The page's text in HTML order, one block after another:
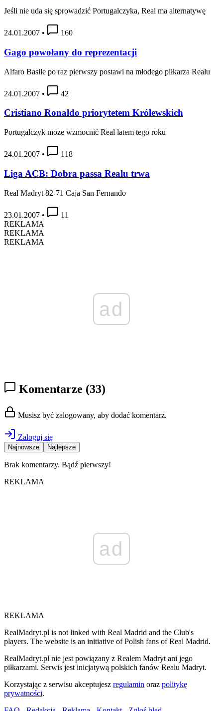
Jeśli nie uda się sprowadzić Portugalczyka, Real ma alternatywę
24.01.2007 • 160
Gago powołany do reprezentacji
Alfaro Basile po raz pierwszy postawi na młodego piłkarza Realu
24.01.2007 • 42
Cristiano Ronaldo priorytetem Królewskich
Portugalczyk może wzmocnić Real latem tego roku
24.01.2007 • 118
Liga ACB: Dobra passa Realu trwa
Real Madryt 82-71 Caja San Fernando
23.01.2007 •
11
REKLAMA
REKLAMA
REKLAMA
ad
Komentarze (33)
Musisz być zalogowany, aby dodać komentarz.
Zaloguj się
Najnowsze Najlepsze
Brak komentarzy. Bądź pierwszy!
REKLAMA
ad
REKLAMA
RealMadryt.pl is not linked with Real Madrid and the Club's
players. The website is an initiative of Polish fans of Real Madrid.
RealMadryt.pl nie jest powiązany z Realem Madryt ani jego
piłkarzami. Serwis jest inicjatywą polskich fanów Realu Madryt.
Korzystając z serwisu akceptujesz regulamin oraz politykę
prywatności.